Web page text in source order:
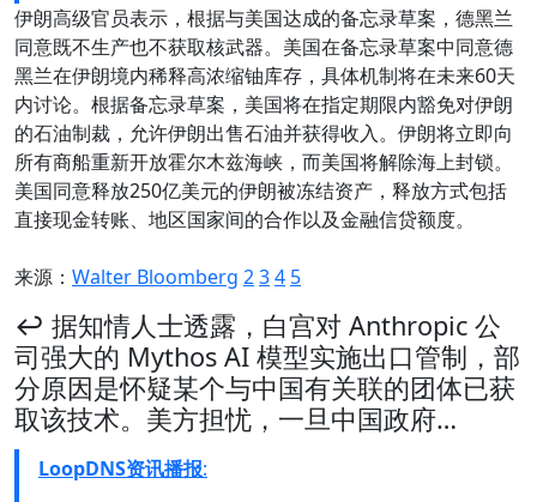
伊朗高级官员表示，根据与美国达成的备忘录草案，德黑兰
同意既不生产也不获取核武器。美国在备忘录草案中同意德
黑兰在伊朗境内稀释高浓缩铀库存，具体机制将在未来60天
内讨论。根据备忘录草案，美国将在指定期限内豁免对伊朗
的石油制裁，允许伊朗出售石油并获得收入。伊朗将立即向
所有商船重新开放霍尔木兹海峡，而美国将解除海上封锁。
美国同意释放250亿美元的伊朗被冻结资产，释放方式包括
直接现金转账、地区国家间的合作以及金融信贷额度。
来源： Walter Bloomberg 234 5
↩️ 据知情人士透露，白宫对 Anthropic 公
司强大的 Mythos AI 模型实施出口管制，部
分原因是怀疑某个与中国有关联的团体已获
取该技术。美方担忧，一旦中国政府…
LoopDNS资讯播报: